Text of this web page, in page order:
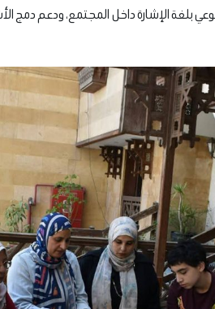
بلغة الإشارة داخل المجتمع، ودعم